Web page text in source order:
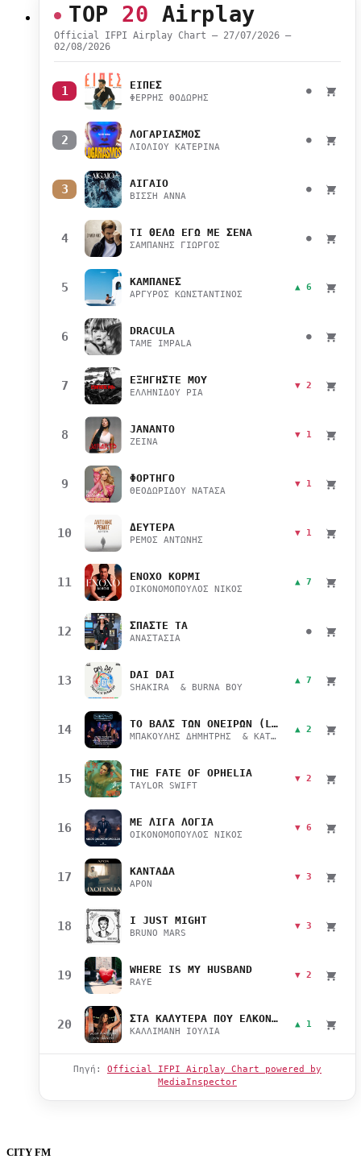
TOP 20 Airplay
Official IFPI Airplay Chart — 27/07/2026 –
02/08/2026
1 ΕΙΠΕΣ
ΦΕΡΡΗΣ ΘΟΔΩΡΗΣ
●
2 ΛΟΓΑΡΙΑΣΜΟΣ
ΛΙΟΛΙΟΥ ΚΑΤΕΡΙΝΑ
●
3 ΑΙΓΑΙΟ
ΒΙΣΣΗ ΑΝΝΑ
●
4 ΤΙ ΘΕΛΩ ΕΓΩ ΜΕ ΣΕΝΑ
ΣΑΜΠΑΝΗΣ ΓΙΩΡΓΟΣ
●
5 ΚΑΜΠΑΝΕΣ
ΑΡΓΥΡΟΣ ΚΩΝΣΤΑΝΤΙΝΟΣ
▲ 6
6 DRACULA
TAME IMPALA
●
7 ΕΞΗΓΗΣΤΕ ΜΟΥ
ΕΛΛΗΝΙΔΟΥ ΡΙΑ
▼ 2
8 JANANTO
ZEINA
▼ 1
9 ΦΟΡΤΗΓΟ
ΘΕΟΔΩΡΙΔΟΥ ΝΑΤΑΣΑ
▼ 1
10 ΔΕΥΤΕΡΑ
ΡΕΜΟΣ ΑΝΤΩΝΗΣ
▼ 1
11 ΕΝΟΧΟ ΚΟΡΜΙ
ΟΙΚΟΝΟΜΟΠΟΥΛΟΣ ΝΙΚΟΣ
▲ 7
12 ΣΠΑΣΤΕ ΤΑ
ΑΝΑΣΤΑΣΙΑ
●
13 DAI DAI
SHAKIRA & BURNA BOY
▲ 7
14 ΤΟ ΒΑΛΣ ΤΩΝ ΟΝΕΙΡΩΝ (LIVE)
ΜΠΑΚΟΥΛΗΣ ΔΗΜΗΤΡΗΣ & ΚΑΤΣΙΜΙΧΑ ΜΑΡΙΑΝΑ
▲ 2
15 THE FATE OF OPHELIA
TAYLOR SWIFT
▼ 2
16 ΜΕ ΛΙΓΑ ΛΟΓΙΑ
ΟΙΚΟΝΟΜΟΠΟΥΛΟΣ ΝΙΚΟΣ
▼ 6
17 ΚΑΝΤΑΔΑ
APON
▼ 3
18 I JUST MIGHT
BRUNO MARS
▼ 3
19 WHERE IS MY HUSBAND
RAYE
▼ 2
20 ΣΤΑ ΚΑΛΥΤΕΡΑ ΠΟΥ ΕΛΚΟΝΤΑΙ
ΚΑΛΛΙΜΑΝΗ ΙΟΥΛΙΑ
▲ 1
Πηγή: Official IFPI Airplay Chart powered by
MediaInspector
CITY FM